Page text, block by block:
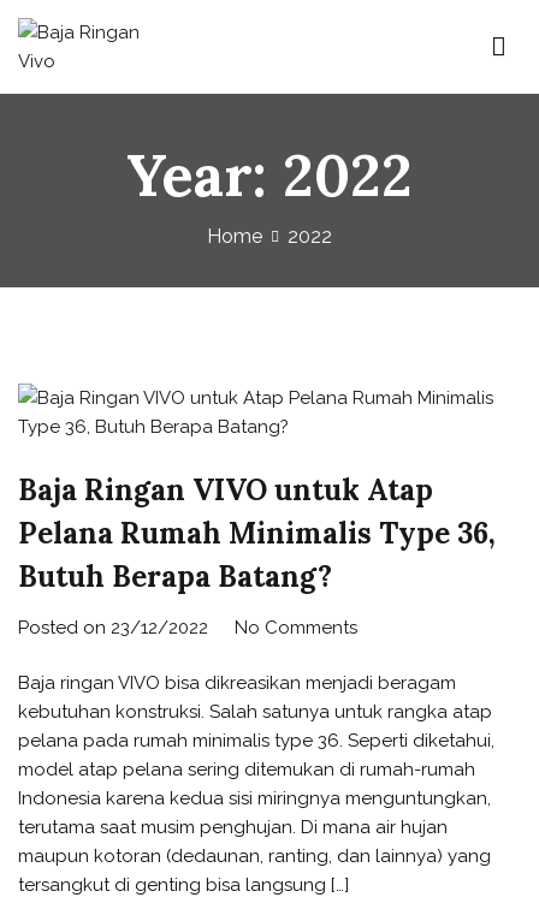
Baja Ringan Vivo
Website Baja Ringan Vivo
Year: 2022
Home 2022
Baja Ringan VIVO untuk Atap
Pelana Rumah Minimalis Type 36,
Butuh Berapa Batang?
Posted on 23/12/2022 No Comments
Baja ringan VIVO bisa dikreasikan menjadi beragam
kebutuhan konstruksi. Salah satunya untuk rangka atap
pelana pada rumah minimalis type 36. Seperti diketahui,
model atap pelana sering ditemukan di rumah-rumah
Indonesia karena kedua sisi miringnya menguntungkan,
terutama saat musim penghujan. Di mana air hujan
maupun kotoran (dedaunan, ranting, dan lainnya) yang
tersangkut di genting bisa langsung […]